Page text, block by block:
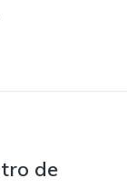
de